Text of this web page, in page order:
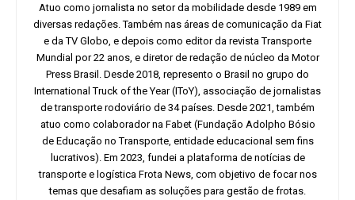
Atuo como jornalista no setor da mobilidade desde 1989 em
diversas redações. Também nas áreas de comunicação da Fiat
e da TV Globo, e depois como editor da revista Transporte
Mundial por 22 anos, e diretor de redação de núcleo da Motor
Press Brasil. Desde 2018, represento o Brasil no grupo do
International Truck of the Year (IToY), associação de jornalistas
de transporte rodoviário de 34 países. Desde 2021, também
atuo como colaborador na Fabet (Fundação Adolpho Bósio
de Educação no Transporte, entidade educacional sem fins
lucrativos). Em 2023, fundei a plataforma de notícias de
transporte e logística Frota News, com objetivo de focar nos
temas que desafiam as soluções para gestão de frotas.